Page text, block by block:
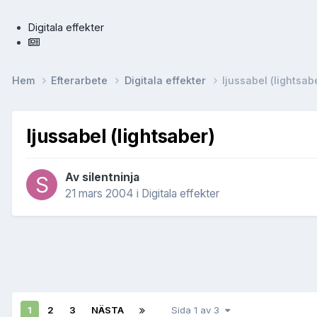
Digitala effekter
Hem Efterarbete Digitala effekter ljussabel
ljussabel (lightsaber)
Av silentninja
21 mars 2004 i Digitala effekter
1 2 3 NÄSTA Sida 1 av 3